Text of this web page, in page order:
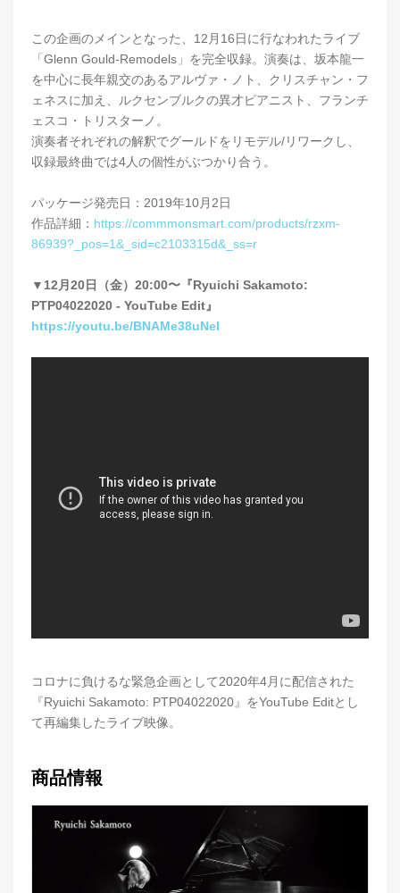
この企画のメインとなった、12月16日に行なわれたライブ
「Glenn Gould-Remodels」を完全収録。演奏は、坂本龍一
を中心に長年親交のあるアルヴァ・ノト、クリスチャン・フ
ェネスに加え、ルクセンブルクの異才ピアニスト、フランチ
ェスコ・トリスターノ。
演奏者それぞれの解釈でグールドをリモデル/リワークし、
収録最終曲では4人の個性がぶつかり合う。
パッケージ発売日：2019年10月2日
作品詳細： https://commmonsmart.com/products/rzxm-
86939?_pos=1&_sid=c2103315d&_ss=r
▼12月20日（金）20:00〜『Ryuichi Sakamoto:
PTP04022020 - YouTube Edit』
https://youtu.be/BNAMe38uNeI
コロナに負けるな緊急企画として2020年4月に配信された
『Ryuichi Sakamoto: PTP04022020』をYouTube Editとし
て再編集したライブ映像。
商品情報